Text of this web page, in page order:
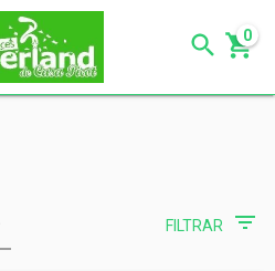
0
FILTRAR